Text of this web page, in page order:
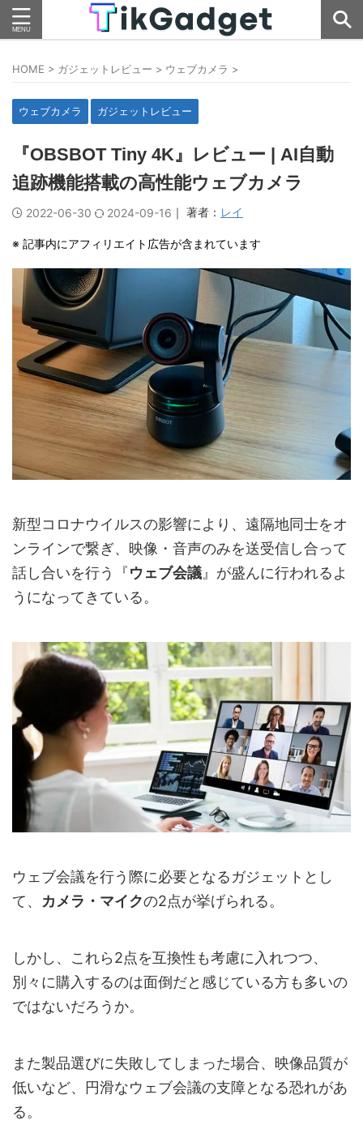
HOME > ガジェットレビュー > ウェブカメラ >
ウェブカメラ ガジェットレビュー
『OBSBOT Tiny 4K』レビュー | AI自動
追跡機能搭載の高性能ウェブカメラ
2022-06-30 2024-09-16 ｜ 著者： レイ
※ 記事内にアフィリエイト広告が含まれています
新型コロナウイルスの影響により、遠隔地同士をオ
ンラインで繋ぎ、映像・音声のみを送受信し合って
話し合いを行う『ウェブ会議』が盛んに行われるよ
うになってきている。
ウェブ会議を行う際に必要となるガジェットとし
て、 カメラ・マイクの2点が挙げられる。
しかし、これら2点を互換性も考慮に入れつつ、
別々に購入するのは面倒だと感じている方も多いの
ではないだろうか。
また製品選びに失敗してしまった場合、映像品質が
低いなど、円滑なウェブ会議の支障となる恐れがあ
る。